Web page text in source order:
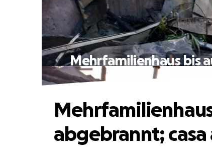
Mehrfamilienhaus bis
abgebrannt; casa